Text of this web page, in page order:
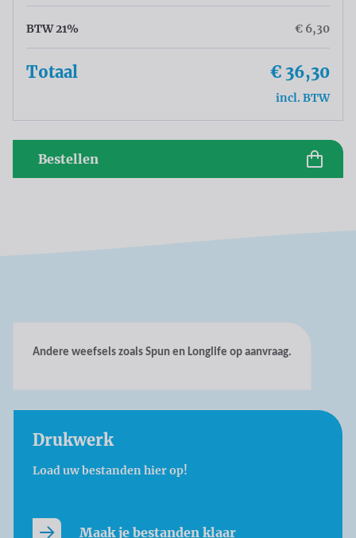
BTW 21% € 6,30
Totaal € 36,30
incl. BTW
Bestellen
Andere weefsels zoals Spun en Longlife op aanvraag.
Drukwerk
Load uw bestanden hier op!
Maak je bestanden klaar